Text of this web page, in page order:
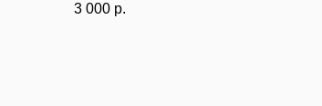
КУЛОНОМ МИШКА
3 000 р.